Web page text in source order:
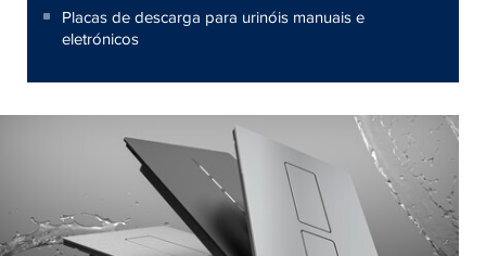
Placas de descarga para urinóis manuais e
eletrónicos